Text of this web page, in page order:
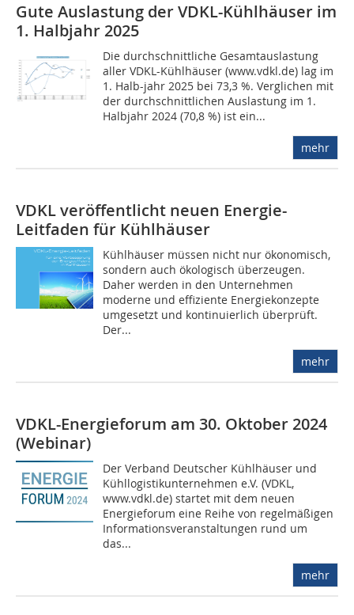
Gute Auslastung der VDKL-Kühlhäuser im
1. Halbjahr 2025
Die durchschnittliche Gesamtauslastung
aller VDKL-Kühlhäuser (www.vdkl.de) lag im
1. Halb-jahr 2025 bei 73,3 %. Verglichen mit
der durchschnittlichen Auslastung im 1.
Halbjahr 2024 (70,8 %) ist ein...
mehr
VDKL veröffentlicht neuen Energie-
Leitfaden für Kühlhäuser
Kühlhäuser müssen nicht nur ökonomisch,
sondern auch ökologisch überzeugen.
Daher werden in den Unternehmen
moderne und effiziente Energiekonzepte
umgesetzt und kontinuierlich überprüft.
Der...
mehr
VDKL-Energieforum am 30. Oktober 2024
(Webinar)
Der Verband Deutscher Kühlhäuser und
Kühllogistikunternehmen e.V. (VDKL,
www.vdkl.de) startet mit dem neuen
Energieforum eine Reihe von regelmäßigen
Informationsveranstaltungen rund um
das...
mehr